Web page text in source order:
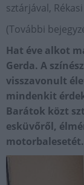
sztárjával,
(További
Hat éve alkot
Gerda. A
visszavonult
mindenkit
Barátok közt
esküvőről,
motorbalesetét.